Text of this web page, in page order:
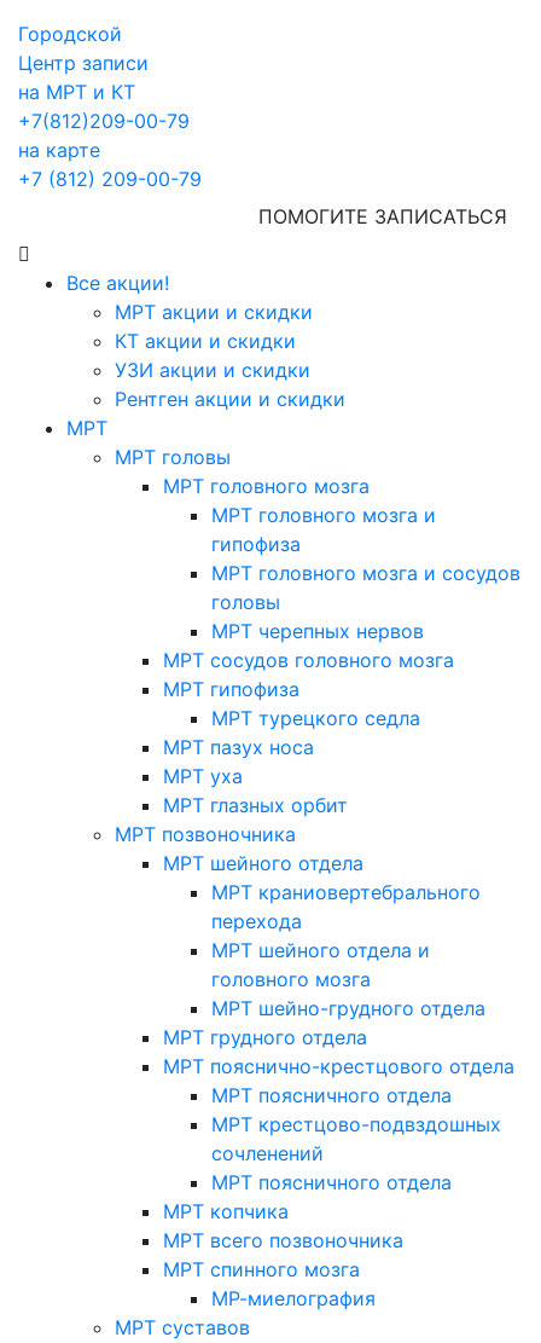
Городской
Центр записи
на МРТ и КТ
+7(812)209-00-79
на карте
+7 (812) 209-00-79
ПОМОГИТЕ ЗАПИСАТЬСЯ
Все акции!
МРТ акции и скидки
КТ акции и скидки
УЗИ акции и скидки
Рентген акции и скидки
МРТ
МРТ головы
МРТ головного мозга
МРТ головного мозга и
гипофиза
МРТ головного мозга и сосудов
головы
МРТ черепных нервов
МРТ сосудов головного мозга
МРТ гипофиза
МРТ турецкого седла
МРТ пазух носа
МРТ уха
МРТ глазных орбит
МРТ позвоночника
МРТ шейного отдела
МРТ краниовертебрального
перехода
МРТ шейного отдела и
головного мозга
МРТ шейно-грудного отдела
МРТ грудного отдела
МРТ пояснично-крестцового отдела
МРТ поясничного отдела
МРТ крестцово-подвздошных
сочленений
МРТ поясничного отдела
МРТ копчика
МРТ всего позвоночника
МРТ спинного мозга
МР-миелография
МРТ суставов